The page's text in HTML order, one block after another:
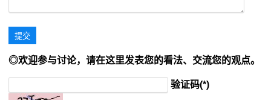
◎欢迎参与讨论，请在这里发表您的看法、交流您的观点。
验证码(*)